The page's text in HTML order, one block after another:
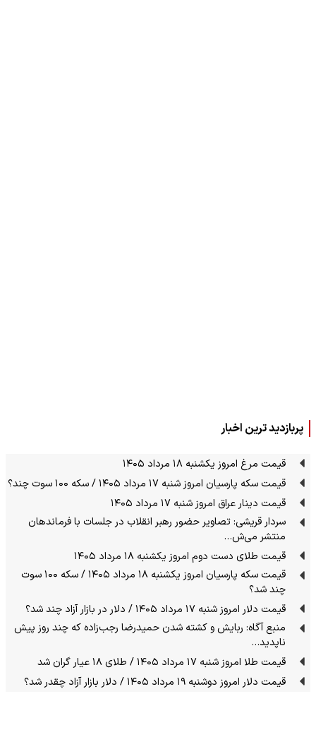
پربازدید ترین اخبار
قیمت مرغ امروز یکشنبه ۱۸ مرداد ۱۴۰۵
قیمت سکه پارسیان امروز شنبه ۱۷ مرداد ۱۴۰۵ / سکه ۱۰۰ سوت چند؟
قیمت دینار عراق امروز شنبه ۱۷ مرداد ۱۴۰۵
سردار قریشی: تصاویر حضور رهبر انقلاب در جلسات با فرماندهان
منتشر می‌ش…
قیمت طلای دست دوم امروز یکشنبه ۱۸ مرداد ۱۴۰۵
قیمت سکه پارسیان امروز یکشنبه ۱۸ مرداد ۱۴۰۵ / سکه ۱۰۰ سوت
چند شد؟
قیمت دلار امروز شنبه ۱۷ مرداد ۱۴۰۵ / دلار در بازار آزاد چند شد؟
منبع آگاه: ربایش و کشته شدن حمیدرضا رجب‌زاده که چند روز پیش
ناپدید…
قیمت طلا امروز شنبه ۱۷ مرداد ۱۴۰۵ / طلای ۱۸ عیار گران شد
قیمت دلار امروز دوشنبه ۱۹ مرداد ۱۴۰۵ / دلار بازار آزاد چقدر شد؟